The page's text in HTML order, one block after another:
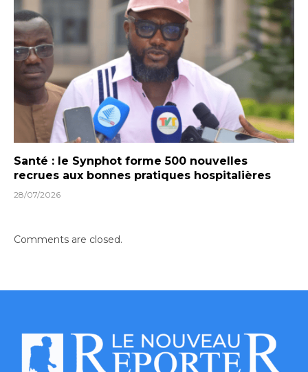
Santé : le Synphot forme 500 nouvelles
recrues aux bonnes pratiques hospitalières
28/07/2026
Comments are closed.